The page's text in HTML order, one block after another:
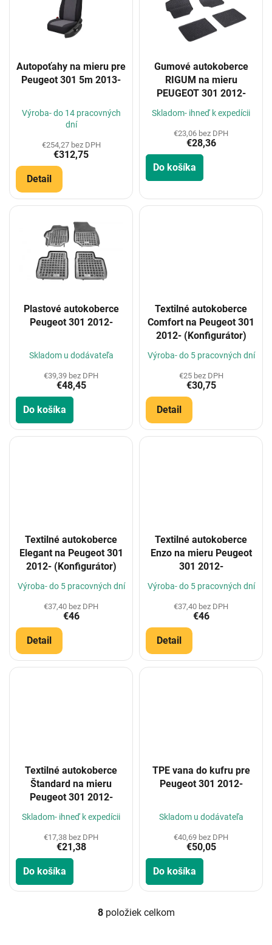
Autopoťahy na mieru pre
Peugeot 301 5m 2013-
Výroba- do 14 pracovných
dní
€254,27 bez DPH
€312,75
Detail
Gumové autokoberce
RIGUM na mieru
PEUGEOT 301 2012-
Skladom- ihneď k expedícii
€23,06 bez DPH
€28,36
Do košíka
Plastové autokoberce
Peugeot 301 2012-
Skladom u dodávateľa
€39,39 bez DPH
€48,45
Do košíka
Textilné autokoberce
Comfort na Peugeot 301
2012- (Konfigurátor)
Výroba- do 5 pracovných dní
€25 bez DPH
€30,75
Detail
Textilné autokoberce
Elegant na Peugeot 301
2012- (Konfigurátor)
Výroba- do 5 pracovných dní
€37,40 bez DPH
€46
Detail
Textilné autokoberce
Enzo na mieru Peugeot
301 2012-
Výroba- do 5 pracovných dní
€37,40 bez DPH
€46
Detail
Textilné autokoberce
Štandard na mieru
Peugeot 301 2012-
Skladom- ihneď k expedícii
€17,38 bez DPH
€21,38
Do košíka
TPE vana do kufru pre
Peugeot 301 2012-
Skladom u dodávateľa
€40,69 bez DPH
€50,05
Do košíka
O
8položiek celkom